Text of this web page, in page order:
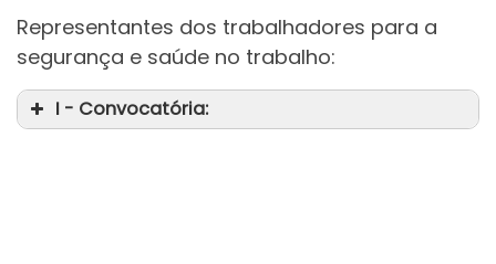
Representantes dos trabalhadores para a
segurança e saúde no trabalho:
I - Convocatória: